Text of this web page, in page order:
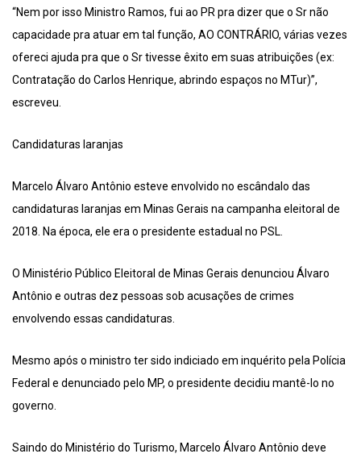
“Nem por isso Ministro Ramos, fui ao PR pra dizer que o Sr não
capacidade pra atuar em tal função, AO CONTRÁRIO, várias vezes
ofereci ajuda pra que o Sr tivesse êxito em suas atribuições (ex:
Contratação do Carlos Henrique, abrindo espaços no MTur)”,
escreveu.
Candidaturas laranjas
Marcelo Álvaro Antônio esteve envolvido no escândalo das
candidaturas laranjas em Minas Gerais na campanha eleitoral de
2018. Na época, ele era o presidente estadual no PSL.
O Ministério Público Eleitoral de Minas Gerais denunciou Álvaro
Antônio e outras dez pessoas sob acusações de crimes
envolvendo essas candidaturas.
Mesmo após o ministro ter sido indiciado em inquérito pela Polícia
Federal e denunciado pelo MP, o presidente decidiu mantê-lo no
governo.
Saindo do Ministério do Turismo, Marcelo Álvaro Antônio deve